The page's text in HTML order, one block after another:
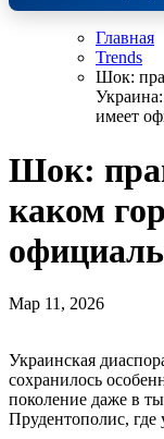
Главная
Trends
Шок:
имеет
Шок:
каком
Мар 11, 2026
Украинская диаспора в мире насчитывает миллионы людей, и в некоторых странах ее культурное влияние
сохранилось
поколение даже в
Прудентополис, где